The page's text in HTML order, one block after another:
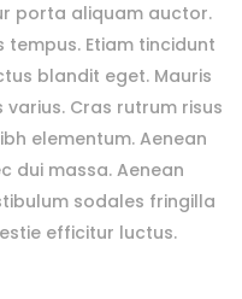
porta aliquam auctor.
Etiam tincidunt
blandit eget. Mauris
Cras rutrum risus
elementum. Aenean
dui massa. Aenean
sodales fringilla
efficitur luctus.